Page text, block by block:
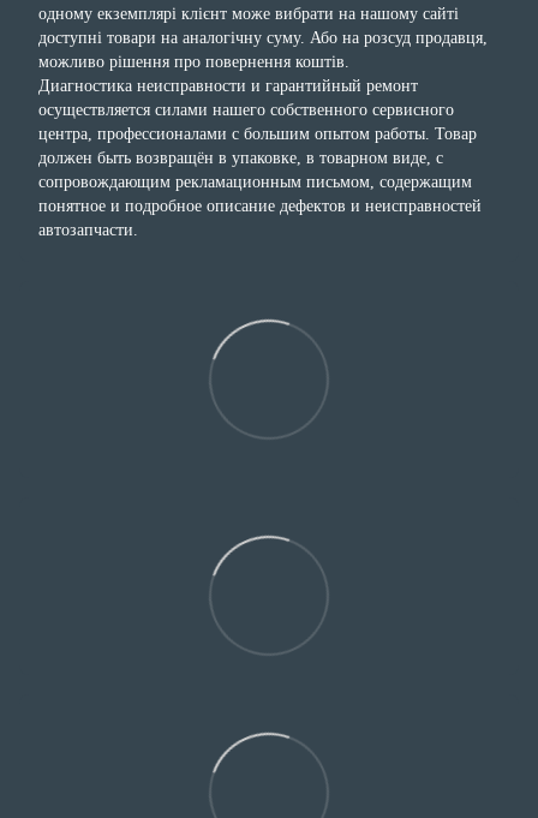
одному екземплярі клієнт може вибрати на нашому сайті
доступні товари на аналогічну суму. Або на розсуд продавця,
можливо рішення про повернення коштів.
Диагностика неисправности и гарантийный ремонт
осуществляется силами нашего собственного сервисного
центра, профессионалами с большим опытом работы. Товар
должен быть возвращён в упаковке, в товарном виде, с
сопровождающим рекламационным письмом, содержащим
понятное и подробное описание дефектов и неисправностей
автозапчасти.